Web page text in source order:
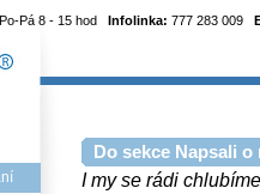
Po-Pá 8 - 15 hod Infolinka: 777 283 009
Do sekce Napsali
I my se rádi